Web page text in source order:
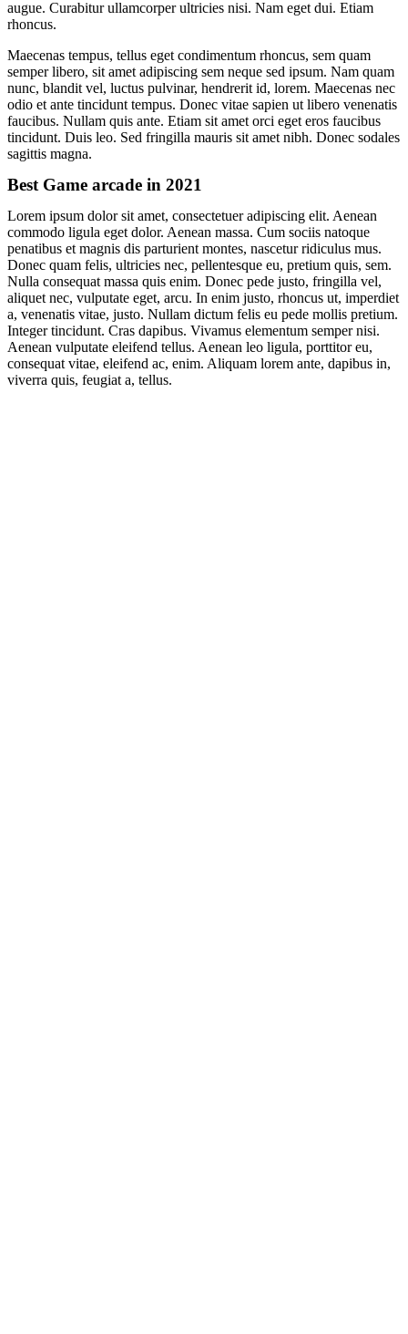
augue. Curabitur ullamcorper ultricies nisi. Nam eget dui. Etiam
rhoncus.
Maecenas tempus, tellus eget condimentum rhoncus, sem quam
semper libero, sit amet adipiscing sem neque sed ipsum. Nam quam
nunc, blandit vel, luctus pulvinar, hendrerit id, lorem. Maecenas nec
odio et ante tincidunt tempus. Donec vitae sapien ut libero venenatis
faucibus. Nullam quis ante. Etiam sit amet orci eget eros faucibus
tincidunt. Duis leo. Sed fringilla mauris sit amet nibh. Donec sodales
sagittis magna.
Best Game arcade in 2021
Lorem ipsum dolor sit amet, consectetuer adipiscing elit. Aenean
commodo ligula eget dolor. Aenean massa. Cum sociis natoque
penatibus et magnis dis parturient montes, nascetur ridiculus mus.
Donec quam felis, ultricies nec, pellentesque eu, pretium quis, sem.
Nulla consequat massa quis enim. Donec pede justo, fringilla vel,
aliquet nec, vulputate eget, arcu. In enim justo, rhoncus ut, imperdiet
a, venenatis vitae, justo. Nullam dictum felis eu pede mollis pretium.
Integer tincidunt. Cras dapibus. Vivamus elementum semper nisi.
Aenean vulputate eleifend tellus. Aenean leo ligula, porttitor eu,
consequat vitae, eleifend ac, enim. Aliquam lorem ante, dapibus in,
viverra quis, feugiat a, tellus.